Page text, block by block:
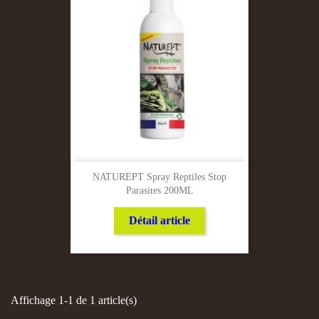
NATUREPT Spray Reptiles Stop
Parasites 200ML
Détail article
Affichage 1-1 de 1 article(s)